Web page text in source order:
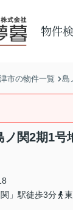
物件
市の物件一覧 島
ノ関2期1号
」駅徒歩3分